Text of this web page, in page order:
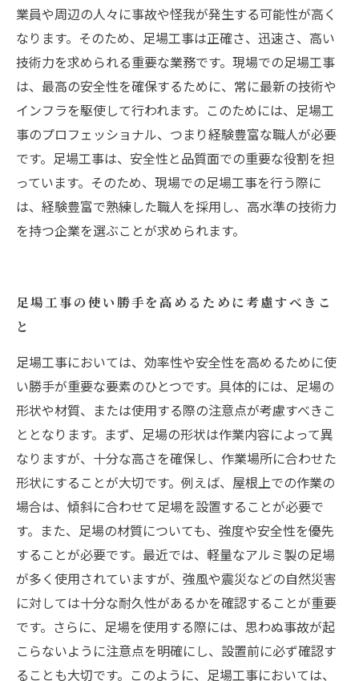
業員や周辺の人々に事故や怪我が発生する可能性が高く
なります。そのため、足場工事は正確さ、迅速さ、高い
技術力を求められる重要な業務です。現場での足場工事
は、最高の安全性を確保するために、常に最新の技術や
インフラを駆使して行われます。このためには、足場工
事のプロフェッショナル、つまり経験豊富な職人が必要
です。足場工事は、安全性と品質面での重要な役割を担
っています。そのため、現場での足場工事を行う際に
は、経験豊富で熟練した職人を採用し、高水準の技術力
を持つ企業を選ぶことが求められます。
足場工事の使い勝手を高めるために考慮すべきこ
と
足場工事においては、効率性や安全性を高めるために使
い勝手が重要な要素のひとつです。具体的には、足場の
形状や材質、または使用する際の注意点が考慮すべきこ
ととなります。まず、足場の形状は作業内容によって異
なりますが、十分な高さを確保し、作業場所に合わせた
形状にすることが大切です。例えば、屋根上での作業の
場合は、傾斜に合わせて足場を設置することが必要で
す。また、足場の材質についても、強度や安全性を優先
することが必要です。最近では、軽量なアルミ製の足場
が多く使用されていますが、強風や震災などの自然災害
に対しては十分な耐久性があるかを確認することが重要
です。さらに、足場を使用する際には、思わぬ事故が起
こらないように注意点を明確にし、設置前に必ず確認す
ることも大切です。このように、足場工事においては、